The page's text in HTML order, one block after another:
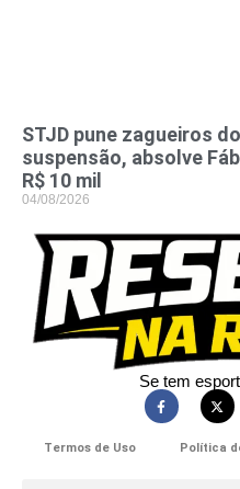
STJD pune zagueiros
suspensão, absolve
R$ 10 mil
04/08/2026
Se tem
Termos de Uso Política